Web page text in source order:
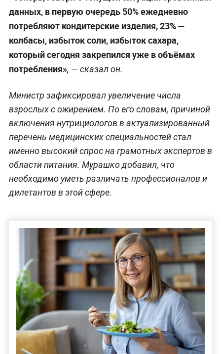
данных, в первую очередь 50% ежедневно
потребляют кондитерские изделия, 23% —
колбасы, избыток соли, избыток сахара,
который сегодня закрепился уже в объёмах
потребления», — сказал он.
Министр зафиксировал увеличение числа
взрослых с ожирением. По его словам, причиной
включения нутрициологов в актуализированный
перечень медицинских специальностей стал
именно высокий спрос на грамотных экспертов в
области питания. Мурашко добавил, что
необходимо уметь различать профессионалов и
дилетантов в этой сфере.